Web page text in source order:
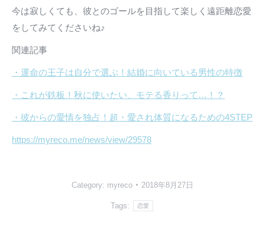
今は寂しくても、彼とのゴールを目指して楽しく遠距離恋愛
をしてみてくださいね♪
関連記事
・運命の王子は自分で選ぶ！結婚に向いている男性の特徴
・これが鉄板！秋に使いたい、モテる香りって…！？
・彼からの愛情を独占！超・愛され体質になるための4STEP
https://myreco.me/news/view/29578
Category: myreco 2018年8月27日
Tags: 恋愛